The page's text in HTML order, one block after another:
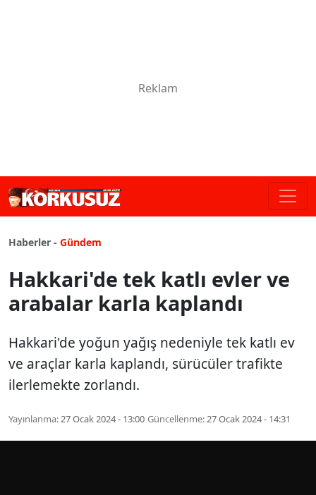
Haberler - Gündem
Hakkari'de tek katlı evler ve
arabalar karla kaplandı
Hakkari'de yoğun yağış nedeniyle tek katlı ev
ve araçlar karla kaplandı, sürücüler trafikte
ilerlemekte zorlandı.
Yayınlanma:27 Ocak 2024 - 13:00 Güncellenme:27 Ocak 2024 - 14:31